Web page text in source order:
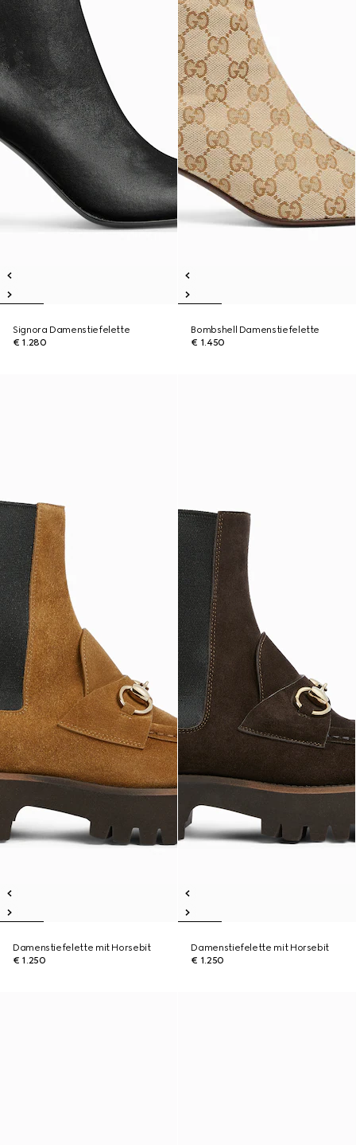
Signora Damenstiefelette
€ 1.280
Bombshell Damenstiefelette
€ 1.450
Damenstiefelette mit Horsebit
€ 1.250
Damenstiefelette mit Horsebit
€ 1.250